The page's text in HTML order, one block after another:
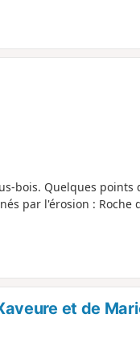
bois. Quelques points
par l'érosion : Roche
et de